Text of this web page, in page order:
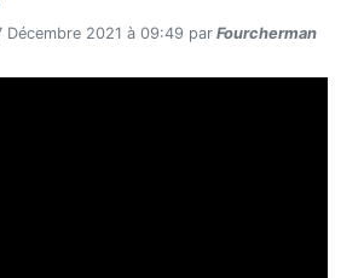
Décembre 2021 à 09:49 par Fourcherman